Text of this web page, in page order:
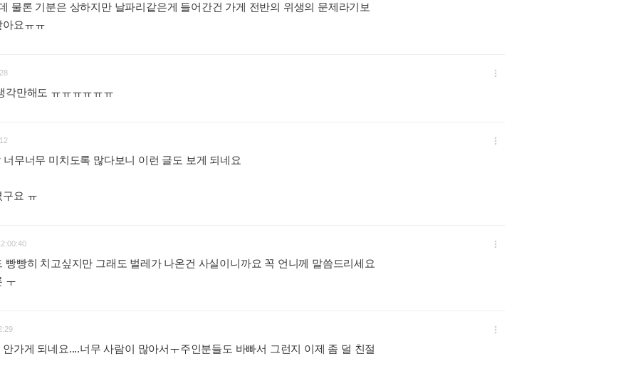
물론 기분은 상하지만 날파리같은게 들어간건 가게 전반의 위생의 문제라기보
아요ㅠㅠ
각만해도 ㅠㅠㅠㅠㅠㅠ

무너무 미치도록 많다보니 이런 글도 보게 되네요
구요 ㅠ

빵빵히 치고싶지만 그래도 벌레가 나온건 사실이니까요 꼭 언니께 말씀드리세요
ㅜ

가게 되네요....너무 사람이 많아서ㅜ주인분들도 바빠서 그런지 이제 좀 덜 친절
